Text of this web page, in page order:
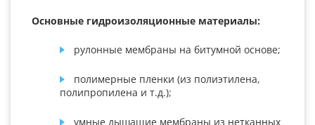
Основные гидроизоляционные материалы:
рулонные мембраны на битумной основе;
полимерные пленки (из полиэтилена,
полипропилена и т.д.);
умные дышащие мембраны из нетканных